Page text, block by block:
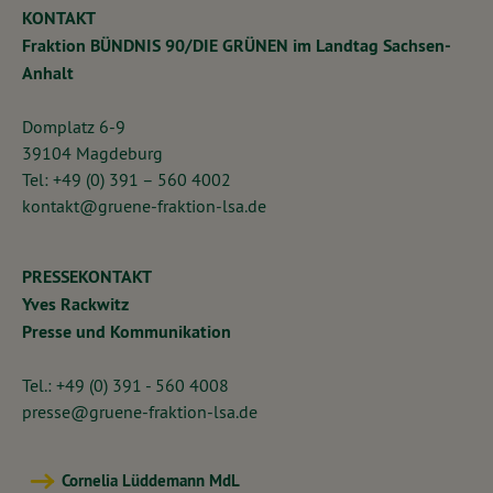
KONTAKT
Fraktion BÜNDNIS 90/DIE GRÜNEN im Landtag Sachsen-
Anhalt
Domplatz 6-9
39104 Magdeburg
Tel: +49 (0) 391 – 560 4002
kontakt@gruene-fraktion-lsa.de
PRESSEKONTAKT
Yves Rackwitz
Presse und Kommunikation
Tel.: +49 (0) 391 - 560 4008
presse@gruene-fraktion-lsa.de
Cornelia Lüddemann MdL